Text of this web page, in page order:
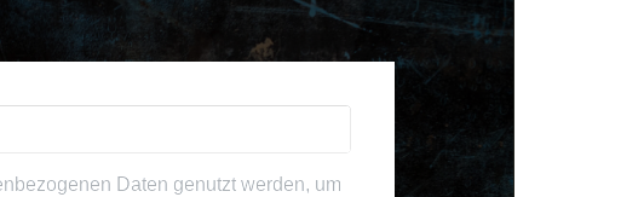
Daten genutzt werden, um